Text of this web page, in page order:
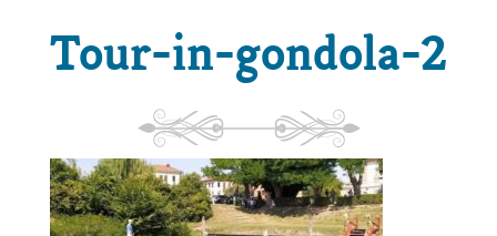
Tour-in-gondola-2